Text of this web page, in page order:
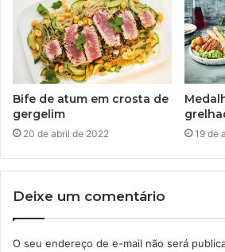
Bife de atum em crosta de
gergelim
20 de abril de 2022 19 de
Deixe um comentário
O seu endereço de e-mail não será